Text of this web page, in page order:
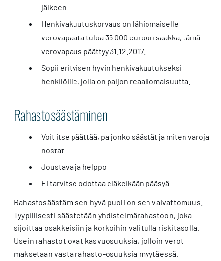
jälkeen
Henkivakuutuskorvaus on lähiomaiselle
verovapaata tuloa 35 000 euroon saakka, tämä
verovapaus päättyy 31.12.2017.
Sopii erityisen hyvin henkivakuutukseksi
henkilöille, jolla on paljon reaaliomaisuutta.
Rahastosäästäminen
Voit itse päättää, paljonko säästät ja miten varoja
nostat
Joustava ja helppo
Ei tarvitse odottaa eläkeikään pääsyä
Rahastosäästämisen hyvä puoli on sen vaivattomuus.
Tyypillisesti säästetään yhdistelmärahastoon, joka
sijoittaa osakkeisiin ja korkoihin valitulla riskitasolla.
Usein rahastot ovat kasvuosuuksia, jolloin verot
maksetaan vasta rahasto-osuuksia myytäessä.